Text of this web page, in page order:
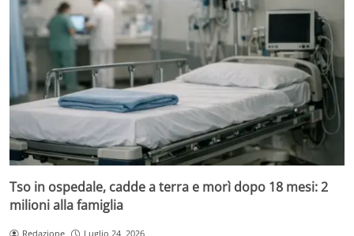
Tso in ospedale, cadde a terra e morì dopo 18 mesi: 2
milioni alla famiglia
Redazione Luglio 24, 2026